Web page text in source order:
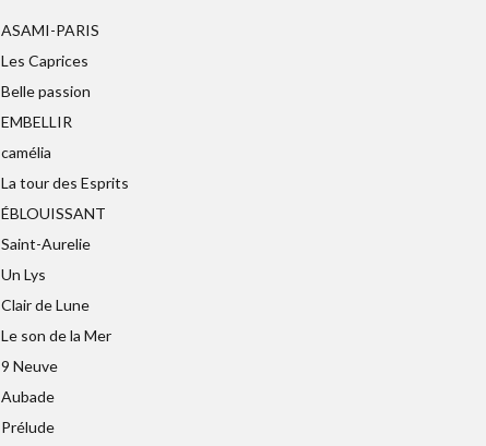
ASAMI-PARIS
Les Caprices
Belle passion
EMBELLIR
camélia
La tour des Esprits
ÉBLOUISSANT
Saint-Aurelie
Un Lys
Clair de Lune
Le son de la Mer
9 Neuve
Aubade
Prélude